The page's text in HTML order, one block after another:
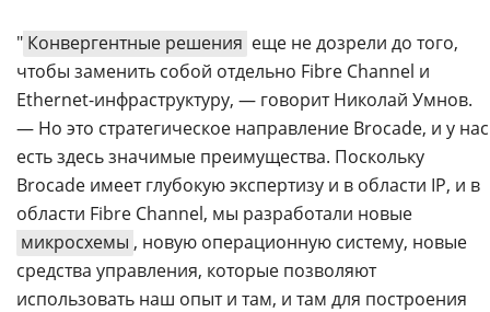
" Конвергентные решения еще не дозрели до того,
чтобы заменить собой отдельно Fibre Channel и
Ethernet-инфраструктуру, — говорит Николай Умнов.
— Но это стратегическое направление Brocade, и у нас
есть здесь значимые преимущества. Поскольку
Brocade имеет глубокую экспертизу и в области IP, и в
области Fibre Channel, мы разработали новые
микросхемы , новую операционную систему, новые
средства управления, которые позволяют
использовать наш опыт и там, и там для построения